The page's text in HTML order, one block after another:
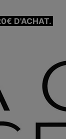
D'ACHAT.